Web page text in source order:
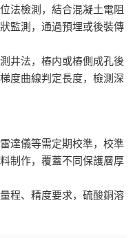
法檢測，結合混凝土電阻
監測，通過預埋或後裝傳
井法，樁内或樁側成孔後
度曲線判定長度，檢測深
達儀等需定期校準，校準
制作，覆蓋不同保護層厚
程、精度要求，硫酸銅溶